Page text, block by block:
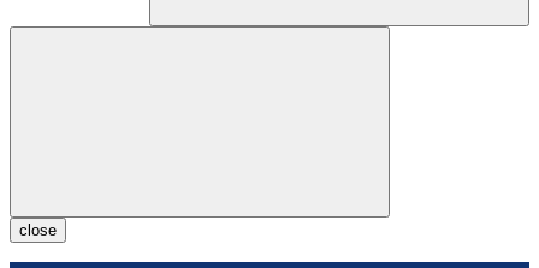
close